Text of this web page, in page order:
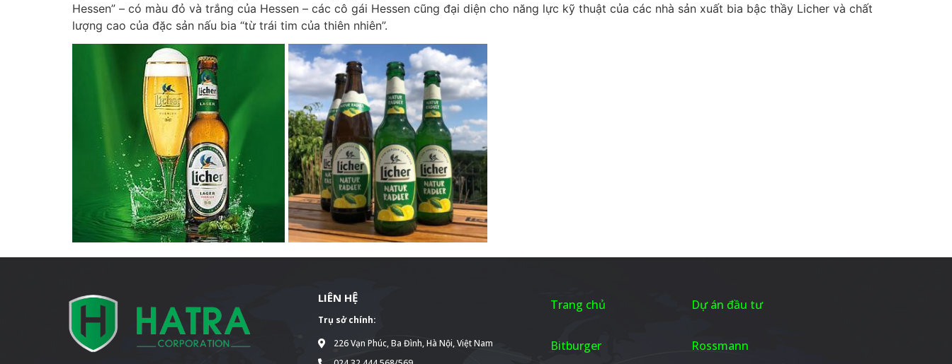
Hessen” – có màu đỏ và trắng của Hessen – các cô gái Hessen cũng đại diện cho năng lực kỹ thuật của các nhà sản xuất bia bậc thầy Licher và chất
lượng cao của đặc sản nấu bia “từ trái tim của thiên nhiên”.
LIÊN HỆ
Trụ sở chính:
226 Vạn Phúc, Ba Đình, Hà Nội, Việt Nam
Trang chủ
Bitburger
Dự án đầu tư
Rossmann